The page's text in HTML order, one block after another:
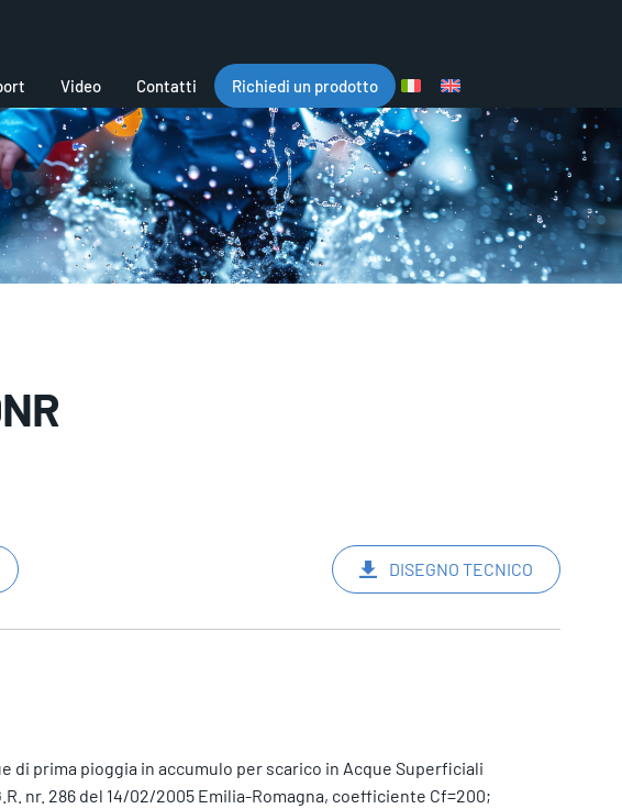
Video Contatti Richiedi un prodotto
DISEGNO TECNICO
di prima pioggia in accumulo per scarico in Acque Superficiali
nr. 286 del 14/02/2005 Emilia-Romagna, coefficiente Cf=200;